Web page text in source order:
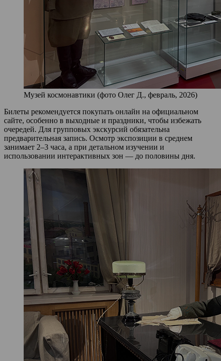
Музей космонавтики (фото Олег Д., февраль, 2026)
Билеты рекомендуется покупать онлайн на официальном
сайте, особенно в выходные и праздники, чтобы избежать
очередей. Для групповых экскурсий обязательна
предварительная запись. Осмотр экспозиции в среднем
занимает 2–3 часа, а при детальном изучении и
использовании интерактивных зон — до половины дня.